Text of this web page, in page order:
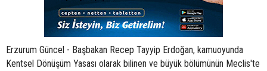
Erzurum Güncel - Başbakan Recep Tayyip Erdoğan, kamuoyunda
Kentsel Dönüşüm Yasası olarak bilinen ve büyük bölümünün Meclis'te